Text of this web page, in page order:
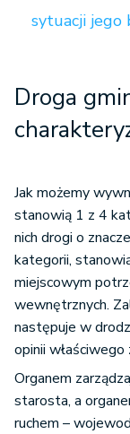
sytuacji jego
Droga
Jak możemy
stanowią 1 z 4
nich drogi o
kategorii,
miejscowym
wewnętrznych.
następuje w
opinii
Organem
starosta, a
ruchem –